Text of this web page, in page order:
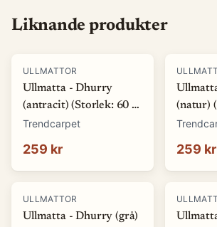
Liknande produkter
ULLMATTOR
Ullmatta - Dhurry
(antracit) (Storlek: 60 x
120 cm)
Trendcarpet
259 kr
(natur)
120 cm)
259 kr
ULLMATTOR
Ullmatta - Dhurry (grå)